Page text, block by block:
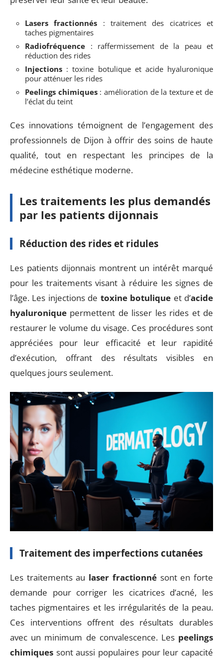
Lasers fractionnés : traitement des cicatrices et
taches pigmentaires
Radiofréquence : raffermissement de la peau et
réduction des rides
Injections : toxine botulique et acide hyaluronique
pour atténuer les rides
Peelings chimiques: amélioration de la texture et de
l’éclat du teint
Ces innovations témoignent de l’engagement des
professionnels de Dijon à offrir des soins de haute
qualité, tout en respectant les principes de la
médecine esthétique moderne.
Les traitements les plus demandés
par les patients dijonnais
Réduction des rides et ridules
Les patients dijonnais montrent un intérêt marqué
pour les traitements visant à réduire les signes de
l’âge. Les injections de toxine botulique et d’acide
hyaluronique permettent de lisser les rides et de
restaurer le volume du visage. Ces procédures sont
appréciées pour leur efficacité et leur rapidité
d’exécution, offrant des résultats visibles en
quelques jours seulement.
Traitement des imperfections cutanées
Les traitements au laser fractionnésont en forte
demande pour corriger les cicatrices d’acné, les
taches pigmentaires et les irrégularités de la peau.
Ces interventions offrent des résultats durables
avec un minimum de convalescence. Les peelings
chimiques sont aussi populaires pour leur capacité